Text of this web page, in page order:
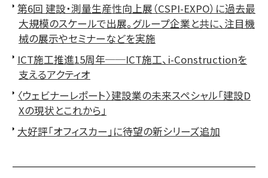
第6回 建設・測量生産性向上展（CSPI-EXPO）に過去最
大規模のスケールで出展。グループ企業と共に、注目機
械の展示やセミナーなどを実施
ICT施工推進15周年──ICT施工、i-Constructionを
支えるアクティオ
〈ウェビナーレポート〉建設業の未来スペシャル「建設D
Xの現状とこれから」
大好評「オフィスカー」に待望の新シリーズ追加